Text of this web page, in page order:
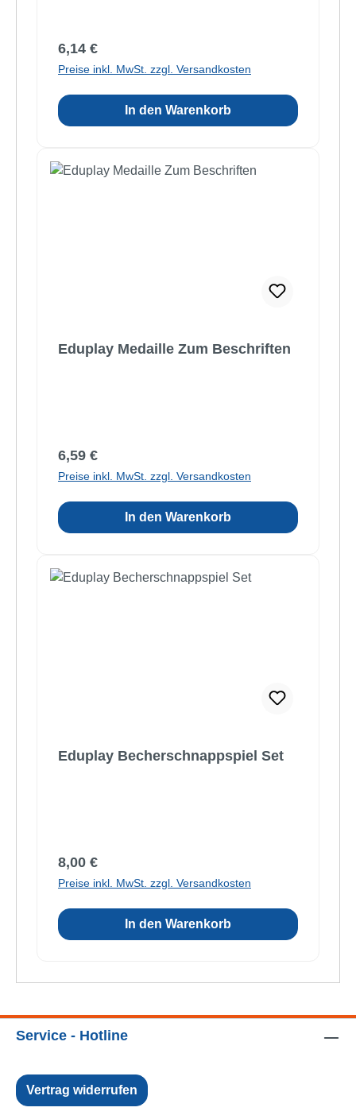
Regulärer Preis:
6,14 €
Preise inkl. MwSt. zzgl. Versandkosten
In den Warenkorb
Eduplay Medaille Zum Beschriften
Regulärer Preis:
6,59 €
Preise inkl. MwSt. zzgl. Versandkosten
In den Warenkorb
Eduplay Becherschnappspiel Set
Regulärer Preis:
8,00 €
Preise inkl. MwSt. zzgl. Versandkosten
In den Warenkorb
Service - Hotline
Vertrag widerrufen